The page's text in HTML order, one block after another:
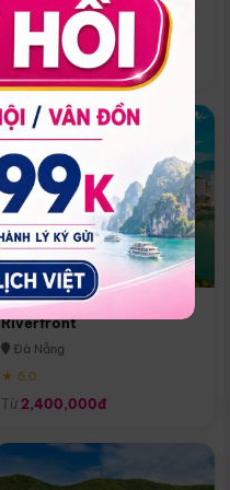
Quoc
Phú Quốc
★ 5.0
Melia Vinpearl Danang
Riverfront
Đà Nẵng
★ 5.0
Từ 2,400,000đ